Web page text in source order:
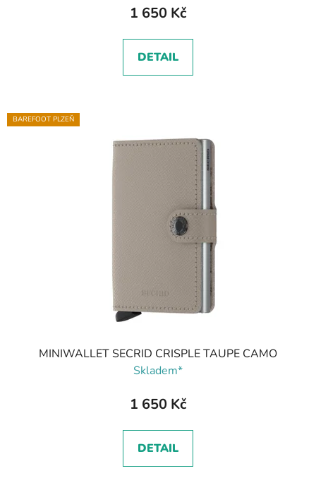
1 650 Kč
DETAIL
BAREFOOT PLZEŇ
MINIWALLET SECRID CRISPLE TAUPE CAMO
Skladem*
1 650 Kč
DETAIL